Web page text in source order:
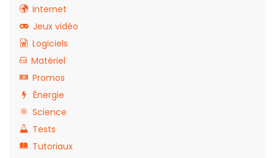
Internet
Jeux vidéo
Logiciels
Matériel
Promos
Énergie
Science
Tests
Tutoriaux